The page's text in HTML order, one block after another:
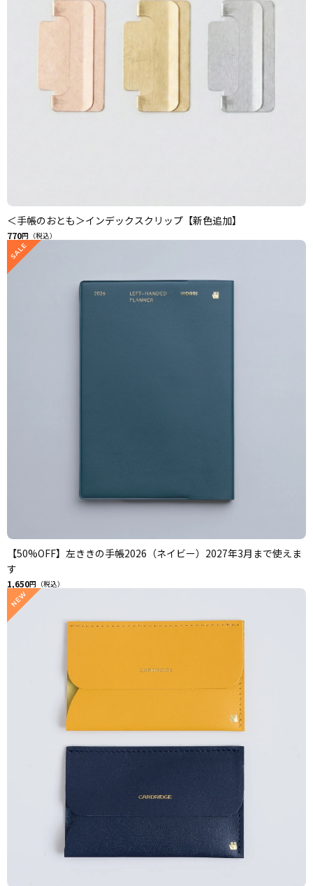
＜手帳のおとも＞インデックスクリップ【新色追加】
770円（税込）
【50%OFF】左ききの手帳2026（ネイビー）2027年3月まで使えま
す
1,650円（税込）